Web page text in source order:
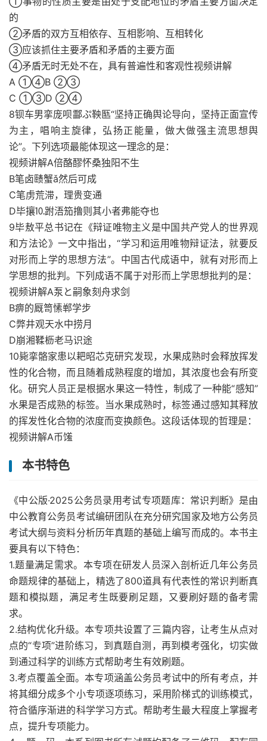
的
②矛盾的双方互相依存、互相影响、互相转化
③应该抓住主要矛盾和矛盾的主要方面
④矛盾无时无处不在，具有普遍性和客观性视频讲解
A ①④B ②③
C ①③D ②④
8钡车男挛庞呗酃ぷ鞅匦“坚持正确舆论导向，坚持正面宣传
为主，唱响主旋律，弘扬正能量，做大做强主流思想舆
论”。下列选项最能体现这一理念的是：
视频讲解A倍酪醪怀桑独阳不生
B笔卤赜蟹ǎ然后可成
C笔虏荒滞，理贵变通
D毕攘⒑跗浯笳撸则其小者弗能夺也
9毕敖平总书记在《辩证唯物主义是中国共产党人的世界观
和方法论》一文中指出，“学习和运用唯物辩证法，就要反
对形而上学的思想方法”。中国古代成语中，就有对形而上
学思想的批判。下列成语不属于对形而上学思想批判的是：
视频讲解A泵と嗣象刻舟求剑
B痹的厩笥愫郸学步
C弊井观天水中捞月
D崩湘鞣枥老马识途
10毙挛骼家患以耙昭芯克研究发现，水果成熟时会释放挥发
性的化合物，而且随着成熟程度的增加，其浓度也会有所变
化。研究人员正是根据水果这一特性，制成了一种能“感知”
水果是否成熟的标签。当水果成熟时，标签通过感知其释放
的挥发性化合物的浓度而变换颜色。这段话体现的哲理是：
视频讲解A币馐
本书特色
《中公版·2025公务员录用考试专项题库：常识判断》是由
中公教育公务员考试编研团队在充分研究国家及地方公务员
考试大纲与资料分析历年真题的基础上编写而成的。本书主
要具有以下特色：
1.题量满足需求。本专项在研发人员深入剖析近几年公务员
命题规律的基础上，精选了800道具有代表性的常识判断真
题和模拟题，满足考生既要刷足题，又要刷好题的备考需
求。
2.结构优化升级。本专项共设置了三篇内容，让考生从点对
点的“专项”进阶练习，到真题自测，再到模考强化，切实做
到通过科学的训练方式帮助考生有效刷题。
3.考点覆盖全面。本专项涵盖公务员考试中的所有考点，并
将其细分成多个小专项逐项练习，采用阶梯式的训练模式，
符合循序渐进的科学学习方式。帮助考生最大程度上掌握考
点，提升专项能力。